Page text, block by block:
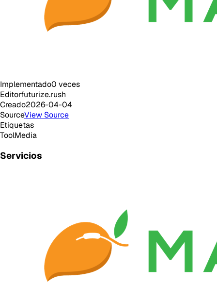
Implementado0 veces
Editorfuturize.rush
Creado2026-04-04
SourceView Source
Etiquetas
ToolMedia
Servicios